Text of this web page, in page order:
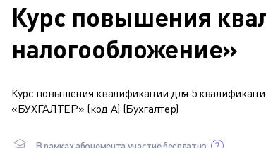
Курс повышения
налогообложение»
Курс повышения квалификации для 5
«БУХГАЛТЕР» (код А) (Бухгалтер)